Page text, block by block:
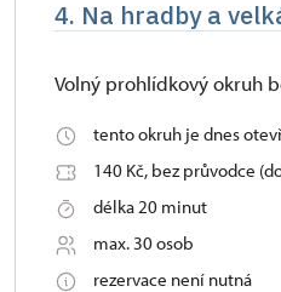
4. Na hradby a
Volný prohlídkový okruh
tento okruh je dnes
140 Kč, bez průvodce
délka 20 minut
max. 30 osob
rezervace není nutná